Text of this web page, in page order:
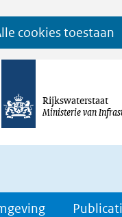
cookies toestaan
Ga
naar
de
Rijkswaterstaat
Ministerie van